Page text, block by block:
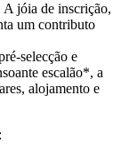
A jóia de inscrição,
um contributo
selecção e
escalão*, a
alojamento e